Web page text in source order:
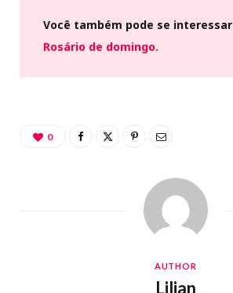
Você também pode se interessar
Rosário de domingo.
0
AUTHOR
Lilian